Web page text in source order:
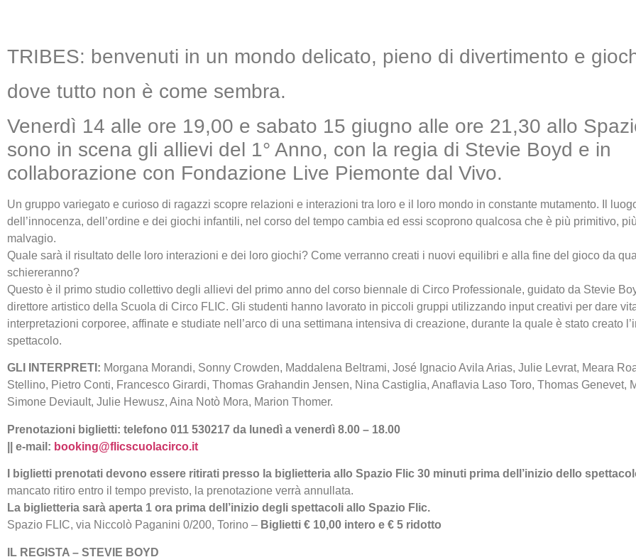
TRIBES: benvenuti in un mondo delicato, pieno di divertimento e
dove tutto non è come sembra.
Venerdì 14 alle ore 19,00 e sabato 15 giugno alle ore 21,30 allo
sono in scena gli allievi del 1° Anno, con la regia di Stevie Boyd e in
collaborazione con Fondazione Live Piemonte dal Vivo.
Un gruppo variegato e curioso di ragazzi scopre relazioni e interazioni tra loro e il loro mondo in constante mutamento. Il
dell’innocenza, dell’ordine e dei giochi infantili, nel corso del tempo cambia ed essi scoprono qualcosa che è più primitivo,
malvagio.
Quale sarà il risultato delle loro interazioni e dei loro giochi? Come verranno creati i nuovi equilibri e alla fine del gioco da
schiereranno?
Questo è il primo studio collettivo degli allievi del primo anno del corso biennale di Circo Professionale, guidato da Stevie
direttore artistico della Scuola di Circo FLIC. Gli studenti hanno lavorato in piccoli gruppi utilizzando input creativi per dare
interpretazioni corporee, affinate e studiate nell’arco di una settimana intensiva di creazione, durante la quale è stato creato
spettacolo.
GLI INTERPRETI: Morgana Morandi, Sonny Crowden, Maddalena Beltrami, José Ignacio Avila Arias, Julie Levrat, Meara
Stellino, Pietro Conti, Francesco Girardi, Thomas Grahandin Jensen, Nina Castiglia, Anaflavia Laso Toro, Thomas Genevet,
Simone Deviault, Julie Hewusz, Aina Notò Mora, Marion Thomer.
Prenotazioni biglietti: telefono 011 530217 da lunedì a venerdì 8.00 – 18.00
|| e-mail: booking@flicscuolacirco.it
I biglietti prenotati devono essere ritirati presso la biglietteria allo Spazio Flic 30 minuti prima dell’inizio dello
mancato ritiro entro il tempo previsto, la prenotazione verrà annullata.
La biglietteria sarà aperta 1 ora prima dell’inizio degli spettacoli allo Spazio Flic.
Spazio FLIC, via Niccolò Paganini 0/200, Torino – Biglietti € 10,00 intero e € 5 ridotto
IL REGISTA – STEVIE BOYD